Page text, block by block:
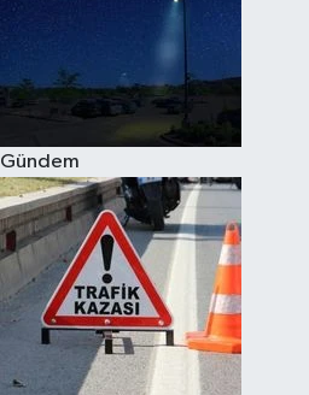
Gündem
Hava Durumu
Kadın
Kim kimdir?
Kültür Sanat
Sağlık
Siyaset